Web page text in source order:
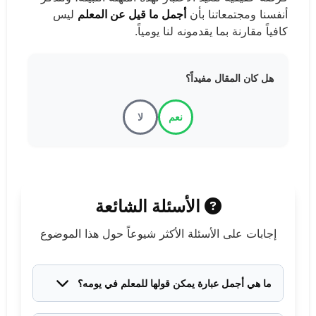
أنفسنا ومجتمعاتنا بأن أجمل ما قيل عن المعلم ليس
كافياً مقارنة بما يقدمونه لنا يومياً.
هل كان المقال مفيداً؟
نعم لا
الأسئلة الشائعة
إجابات على الأسئلة الأكثر شيوعاً حول هذا الموضوع
ما هي أجمل عبارة يمكن قولها للمعلم في يومه؟